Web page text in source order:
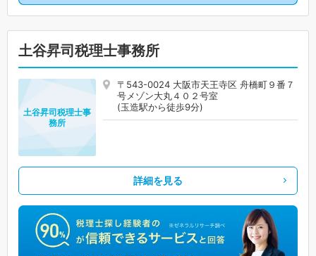
土谷昇司税理士事務所
〒543-0024 大阪市天王寺区 舟橋町９番７
号メゾン大丸４０２号室
(玉造駅から徒歩9分)
土谷昇司税理士事
務所
詳細を見る